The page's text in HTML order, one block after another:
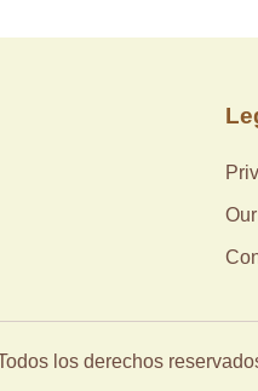
los derechos